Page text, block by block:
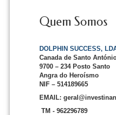
Quem Somos
DOLPHIN SUCCESS,
Canada de Santo
9700 – 234 Posto Santo
Angra do Heroísmo
NIF – 514189665
EMAIL:
TM - 962296789